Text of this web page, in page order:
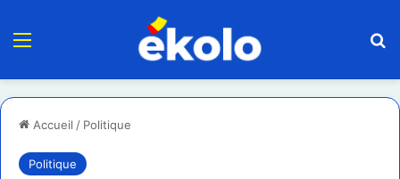
Menu
Accueil / Politique
Politique